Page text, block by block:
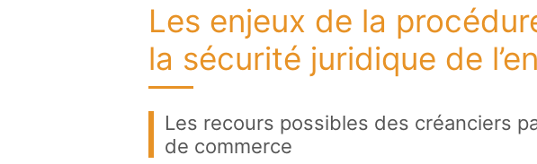
Les enjeux de la
la sécurité juridique de
Les recours possibles des créanciers
de commerce